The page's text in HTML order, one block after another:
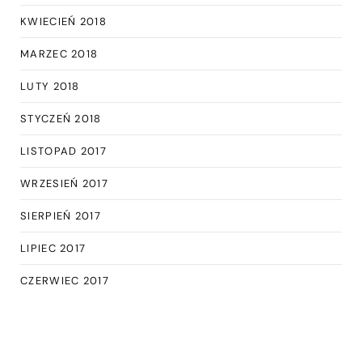
KWIECIEŃ 2018
MARZEC 2018
LUTY 2018
STYCZEŃ 2018
LISTOPAD 2017
WRZESIEŃ 2017
SIERPIEŃ 2017
LIPIEC 2017
CZERWIEC 2017